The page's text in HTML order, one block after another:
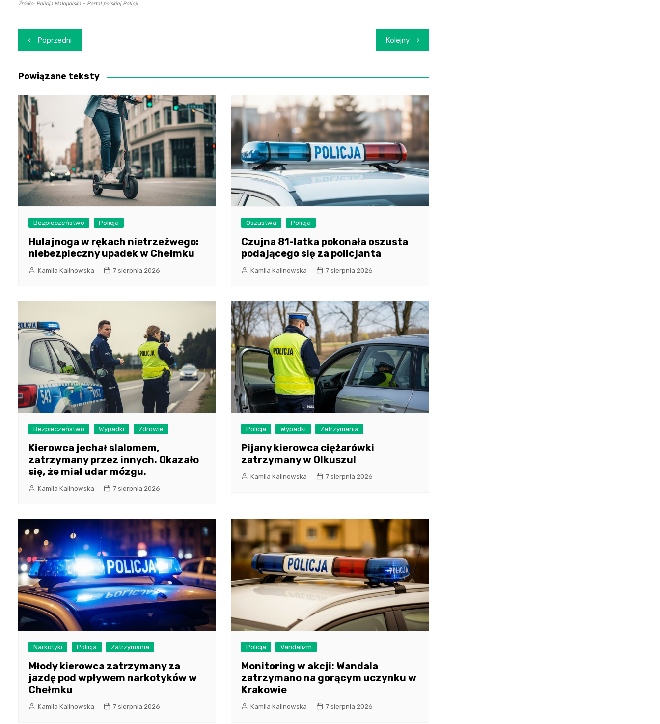
Źródło: Policja Małopolska – Portal polskiej Policji
Nawigacja
wpisu
Poprzedni Kolejny
Powiązane teksty
Bezpieczeństwo Policja
Hulajnoga w rękach nietrzeźwego:
niebezpieczny upadek w Chełmku
Kamila Kalinowska 7 sierpnia 2026
Oszustwa Policja
Czujna 81-latka pokonała oszusta
podającego się za policjanta
Kamila Kalinowska 7 sierpnia 2026
Bezpieczeństwo Wypadki Zdrowie
Kierowca jechał slalomem,
zatrzymany przez innych. Okazało
się, że miał udar mózgu.
Kamila Kalinowska 7 sierpnia 2026
Policja Wypadki Zatrzymania
Pijany kierowca ciężarówki
zatrzymany w Olkuszu!
Kamila Kalinowska 7 sierpnia 2026
Narkotyki Policja Zatrzymania
Młody kierowca zatrzymany za
jazdę pod wpływem narkotyków w
Chełmku
Kamila Kalinowska 7 sierpnia 2026
Policja Vandalizm
Monitoring w akcji: Wandala
zatrzymano na gorącym uczynku w
Krakowie
Kamila Kalinowska 7 sierpnia 2026